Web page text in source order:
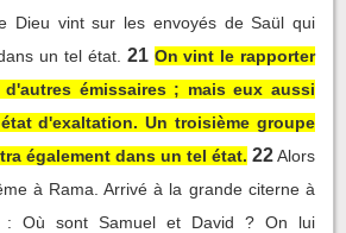
Dieu vint sur les envoyés de Saül qui
un tel état. 21 On vint le rapporter
émissaires ; mais eux aussi
d'exaltation. Un troisième groupe
également dans un tel état. 22Alors
à Rama. Arrivé à la grande citerne à
: Où sont Samuel et David ? On lui